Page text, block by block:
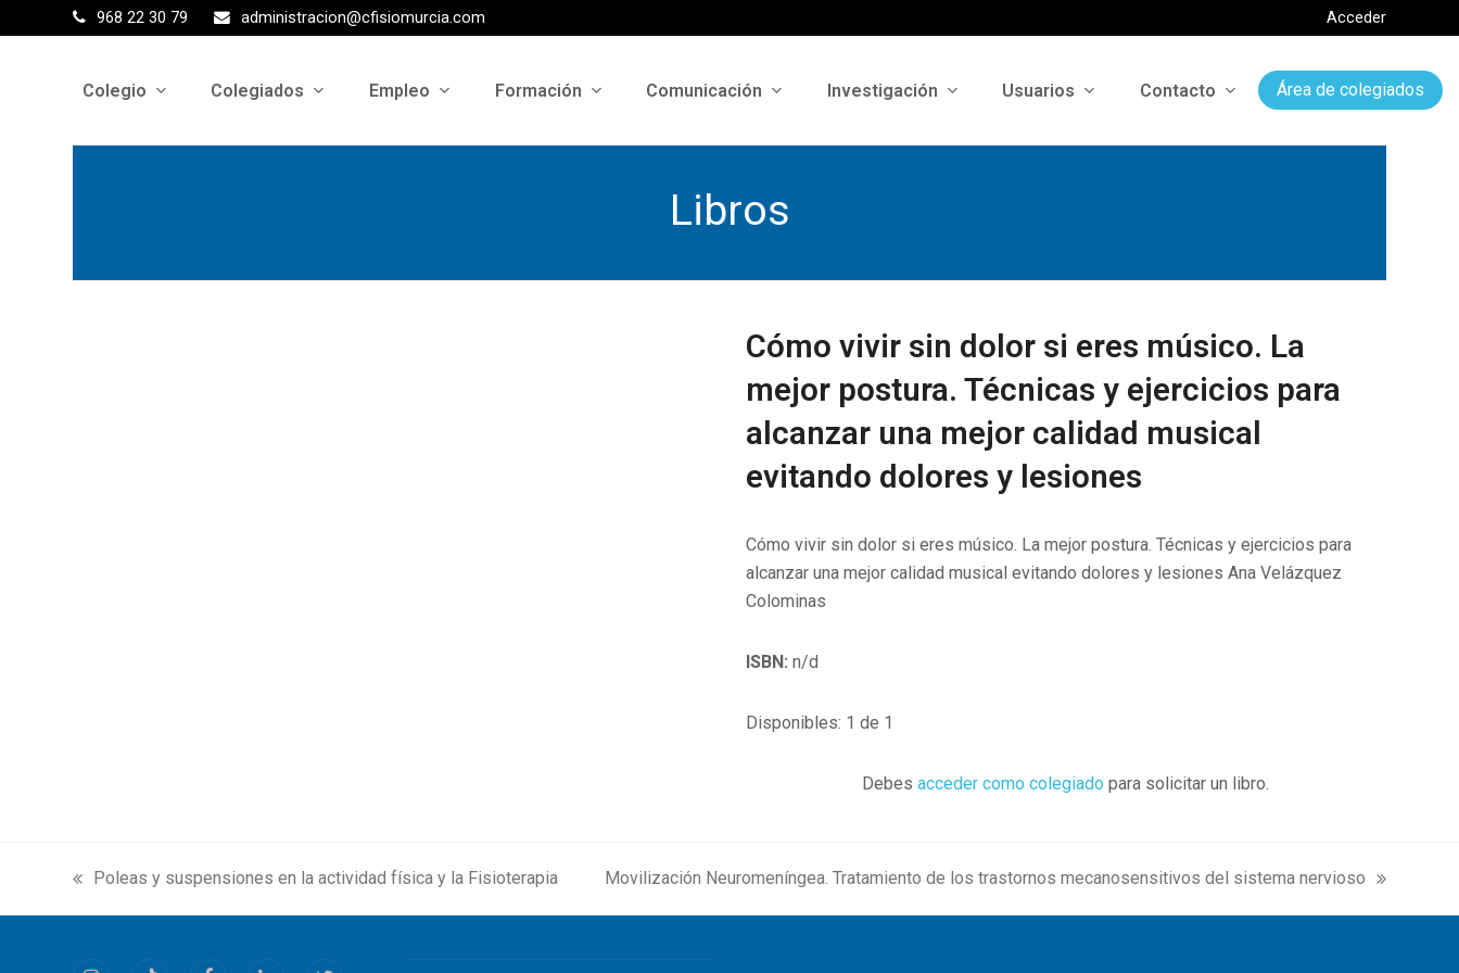
968 22 30 79 administracion@cfisiomurcia.com Acceder
Colegio Colegiados Empleo Formación Comunicación Investigación Usuarios Contacto Área de colegiados
Libros
Cómo vivir sin dolor si eres músico. La
mejor postura. Técnicas y ejercicios para
alcanzar una mejor calidad musical
evitando dolores y lesiones
Cómo vivir sin dolor si eres músico. La mejor postura. Técnicas y ejercicios para
alcanzar una mejor calidad musical evitando dolores y lesiones Ana Velázquez
Colominas
ISBN: n/d
Disponibles: 1 de 1
Debesacceder como colegiado para solicitar un libro.
previous
post:
Poleas y suspensiones en la actividad física y la Fisioterapia
next
post:
Movilización Neuromeníngea. Tratamiento de los trastornos mecanosensitivos del sistema nervioso